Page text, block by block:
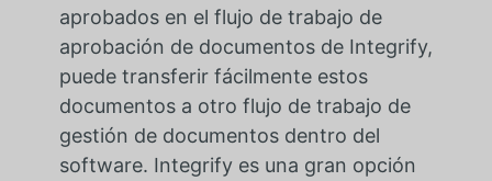
aprobados en el flujo de trabajo de
aprobación de documentos de Integrify,
puede transferir fácilmente estos
documentos a otro flujo de trabajo de
gestión de documentos dentro del
software. Integrify es una gran opción